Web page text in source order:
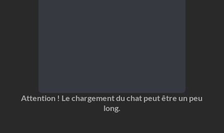
Attention ! Le chargement du chat peut être un peu
long.